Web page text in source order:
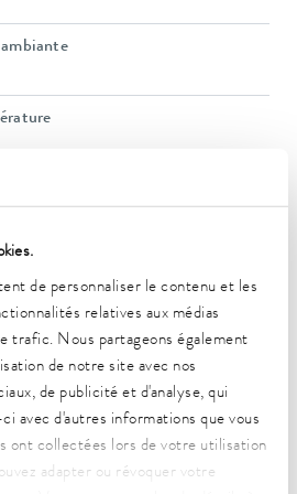
de personnaliser le contenu et les
relatives aux médias
trafic. Nous partageons également
de notre site avec nos
de publicité et d'analyse, qui
avec d'autres informations que vous
ont collectées lors de votre utilisation
adapter ou révoquer votre